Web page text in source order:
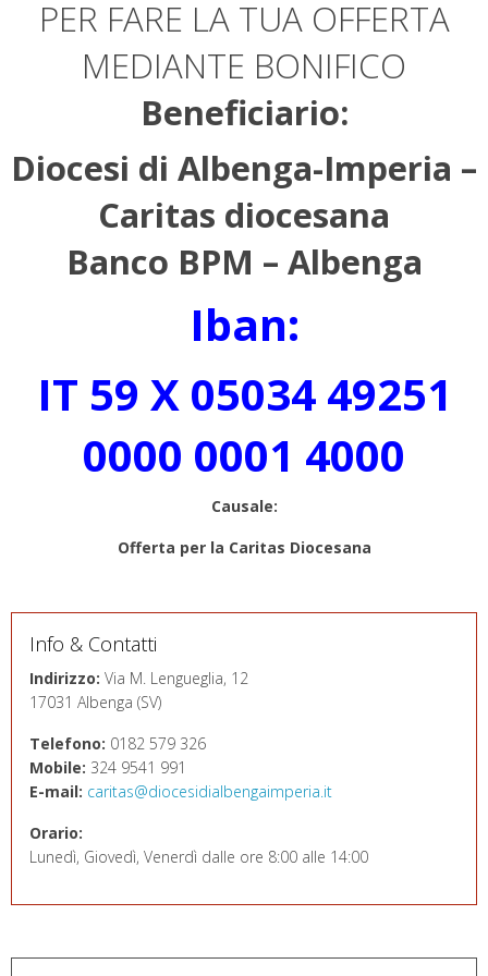
PER FARE LA TUA OFFERTA
MEDIANTE BONIFICO
Beneficiario:
Diocesi di Albenga-Imperia –
Caritas diocesana
Banco BPM – Albenga
Iban:
IT 59 X 05034 49251
0000 0001 4000
Causale:
Offerta per la Caritas Diocesana
Info & Contatti
Indirizzo: Via M. Lengueglia, 12
17031 Albenga (SV)
Telefono: 0182 579 326
Mobile: 324 9541 991
E-mail: caritas@diocesidialbengaimperia.it
Orario:
Lunedì, Giovedì, Venerdì dalle ore 8:00 alle 14:00